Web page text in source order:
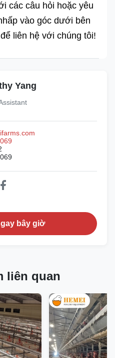
các câu hỏi hoặc yêu
vào góc dưới bên
liên hệ với chúng tôi!
Yang
bây giờ
liên quan